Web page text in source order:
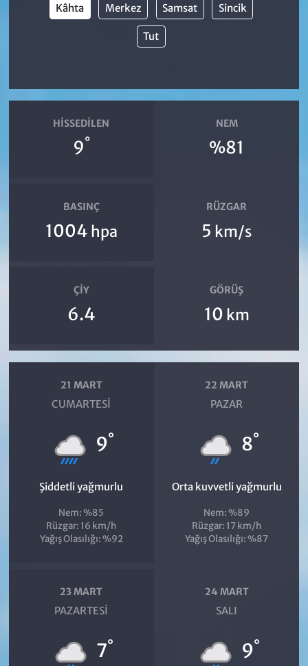
Kâhta Merkez Samsat Sincik
Tut
HISSEDILEN
9°
NEM
%81
BASINÇ
1004 hpa
RÜZGAR
5 km/s
ÇIY
6.4
GÖRÜŞ
10 km
21 MART
CUMARTESI
9°
Şiddetli yağmurlu
Nem: %85
Rüzgar: 16 km/h
Yağış Olasılığı: %92
22 MART
PAZAR
8°
Orta kuvvetli yağmurlu
Nem: %89
Rüzgar: 17 km/h
Yağış Olasılığı: %87
23 MART
PAZARTESI
7°
24 MART
SALI
9°